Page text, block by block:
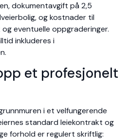
dokumentavgift på 2,5
og kostnader til
eventuelle oppgraderinger.
inkluderes i
et profesjonelt
i et velfungerende
standard leiekontrakt og
forhold er regulert skriftlig: